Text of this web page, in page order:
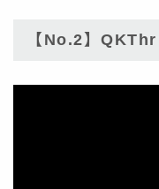
【No.2】QKThr